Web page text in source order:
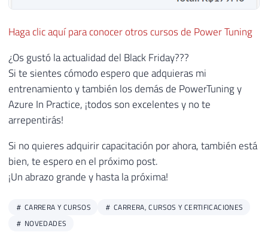
Haga clic aquí para conocer otros cursos de Power Tuning
¿Os gustó la actualidad del Black Friday???
Si te sientes cómodo espero que adquieras mi
entrenamiento y también los demás de PowerTuning y
Azure In Practice, ¡todos son excelentes y no te
arrepentirás!
Si no quieres adquirir capacitación por ahora, también está
bien, te espero en el próximo post.
¡Un abrazo grande y hasta la próxima!
CARRERA Y CURSOS
CARRERA, CURSOS Y CERTIFICACIONES
NOVEDADES